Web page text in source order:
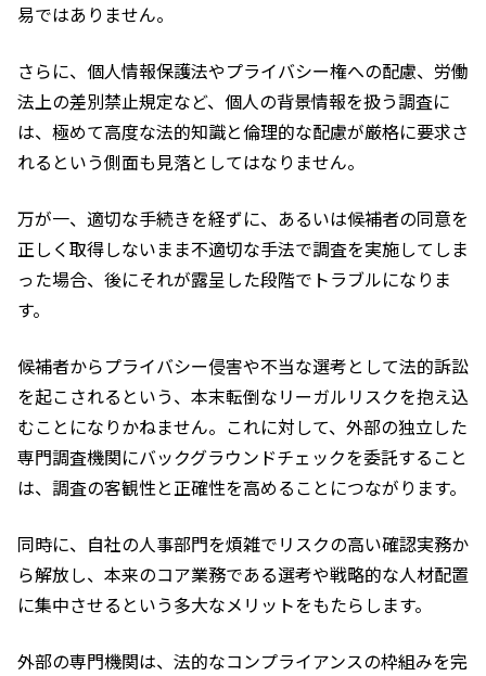
易ではありません。
さらに、個人情報保護法やプライバシー権への配慮、労働
法上の差別禁止規定など、個人の背景情報を扱う調査に
は、極めて高度な法的知識と倫理的な配慮が厳格に要求さ
れるという側面も見落としてはなりません。
万が一、適切な手続きを経ずに、あるいは候補者の同意を
正しく取得しないまま不適切な手法で調査を実施してしま
った場合、後にそれが露呈した段階でトラブルになりま
す。
候補者からプライバシー侵害や不当な選考として法的訴訟
を起こされるという、本末転倒なリーガルリスクを抱え込
むことになりかねません。これに対して、外部の独立した
専門調査機関にバックグラウンドチェックを委託すること
は、調査の客観性と正確性を高めることにつながります。
同時に、自社の人事部門を煩雑でリスクの高い確認実務か
ら解放し、本来のコア業務である選考や戦略的な人材配置
に集中させるという多大なメリットをもたらします。
外部の専門機関は、法的なコンプライアンスの枠組みを完